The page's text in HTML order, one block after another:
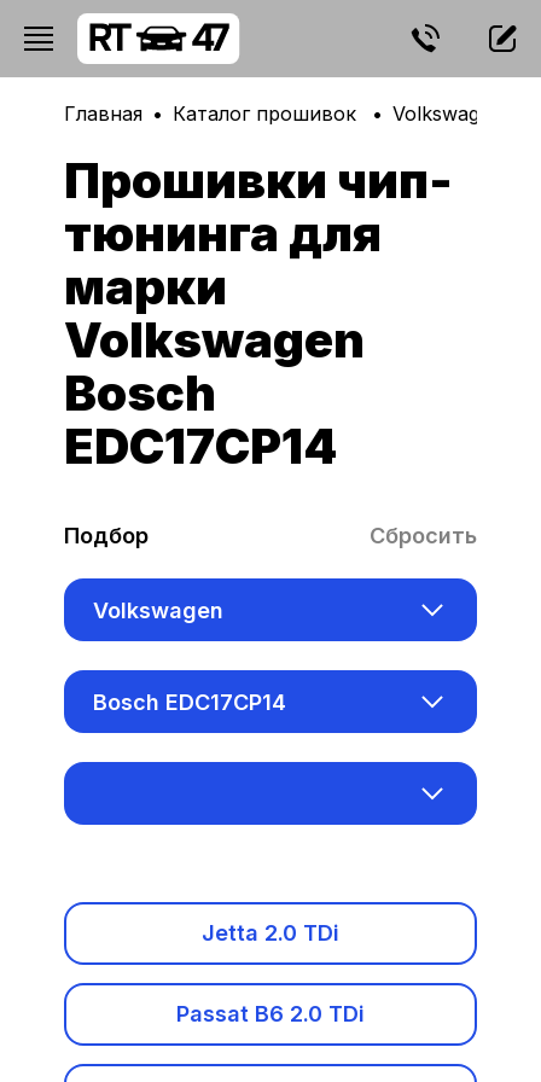
Главная Каталог прошивок Volkswagen
Прошивки чип-
тюнинга для
марки
Volkswagen
Bosch
EDC17CP14
Подбор Сбросить
Volkswagen
Acura
Alfa Romeo
Bentley
Bosch EDC17CP14
Aisin AL1000
Bosch EDC15VM+
Bosch EDC16U1
Bosch EDC16U31
Jetta 2.0 TDi
Passat B6 2.0 TDi